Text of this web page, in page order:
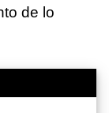
de lo